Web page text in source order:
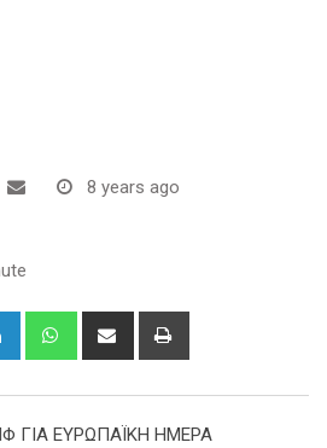
8 years ago
LinkedIn WhatsappShare
ΓΙΑ ΕΥΡΩΠΑΪΚΗ ΗΜΕΡΑ